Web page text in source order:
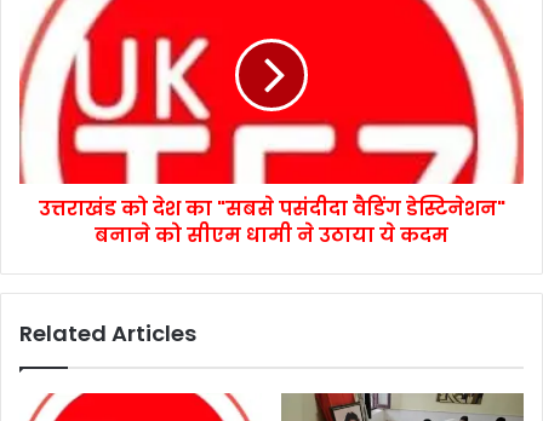
उत्तराखंड को देश का "सबसे पसंदीदा वैडिंग डेस्टिनेशन"
बनाने को सीएम धामी ने उठाया ये कदम
Related Articles